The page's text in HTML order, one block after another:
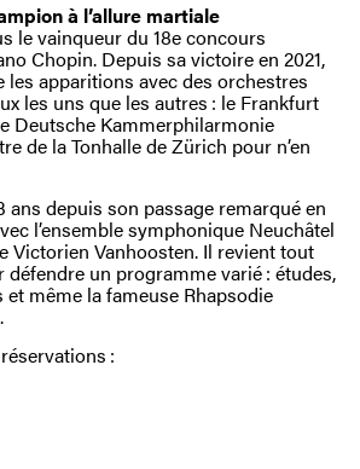
à l’allure martiale
le vainqueur du 18e concours
Chopin. Depuis sa victoire en 2021,
les apparitions avec des orchestres
les uns que les autres : le Frankfurt
Deutsche Kammerphilarmonie
de la Tonhalle de Zürich pour n’en
ans depuis son passage remarqué en
l’ensemble symphonique Neuchâtel
Victorien Vanhoosten. Il revient tout
un programme varié : études,
même la fameuse Rhapsodie
: